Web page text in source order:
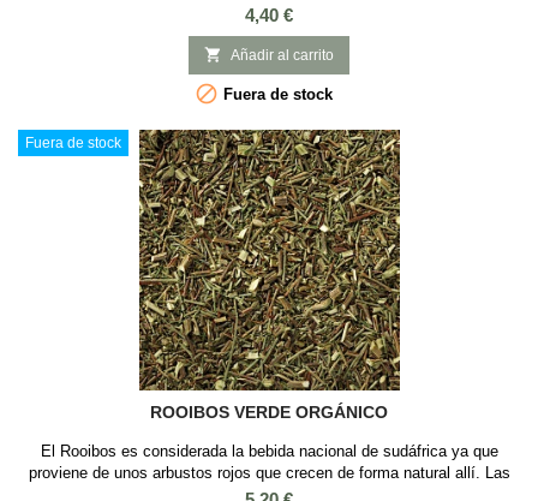
ramas de los arbustos de rooibos se secan y se cortan a trozos
pequeños, para posteriormente dejarse fermentar durante unos días
(como las hojas del té) y así obtener un color rojizo con sabor afrutado
y achocolotado...
Precio
4,40 €
 Añadir al carrito
 Fuera de stock
Fuera de stock
ROOIBOS VERDE ORGÁNICO
El Rooibos es considerada la bebida nacional de sudáfrica ya que
proviene de unos arbustos rojos que crecen de forma natural allí. Las
ramas de los arbustos de rooibos se secan y se cortan a trozos